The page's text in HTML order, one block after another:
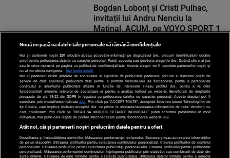
SPORT
Bogdan Lobonț și Cristi Pulhac,
invitații lui Andru Nenciu la
Matinal, ACUM, pe VOYO SPORT 1
Nouă ne pasă ca datele tale personale să rămână confidențiale
Noi și partenerii noștri 201 stocăm și/sau accesăm informații pe dispozitivul dvs., precum identificatorii cookie
unici pentru prelucrarea datelor cu caracter personal. Puteți accepta sau gestiona alegerile dvs. făcând clic mai jos
sau în orice moment, pe pagina cu politica de confidențialitate. Aceste alegeri vor fi raportate partenerilor noștri și
nu vă vor afecta navigarea.
Mai multe detalii
Noi si partenerii nostri (retelele de socializare si agentiile de publicitate partenere, precum si furnizorii nostri de
servicii de date analitice) prelucram date pentru a permite website-ului sa functioneze, pentru a personaliza
continutul si anunturile publicitare afisate in functie de interesele si/sau profilul dvs., pentru a va oferi
functionalitati aferente retelelor de socializare si pentru a analiza traficul pe website. Beneficiati de drepturile
prevazute de art. 15-22 din GDPR in legatura cu prelucrarea datelor cu caracter personal. Aceste drepturi pot fi
exercitate prin modalitatea indicataaici . Prin click pe “ACCEPT TOATE”, acceptati folosirea tuturor Tehnologiilor de
tip Cookie, care implica inclusiv acceptul dvs. cu privire la stocarea/accesarea informatiilor de catre Vendor-ii cu
care colaboram. Prin click pe “VREAU SA MODIFIC SETARILE INDIVIDUAL” puteti schimba preferintele in mod
individual, mai putin cele legate de cookie strict necesare pentru functionarea website-ului.
Atât noi, cât și partenerii noștri prelucrăm datele pentru a oferi:
Dezvoltarea și îmbunătățirea serviciilor. Măsurarea performanței reclamelor. Stocarea și/sau accesarea informațiilor
de pe un dispozitiv. Utilizarea profilurilor pentru selectarea conținutului personalizat. Crearea profilurilor de conținut
personalizat. Utilizarea profilurilor pentru selectarea publicității personalizate. Crearea profilurilor pentru publicitate
personalizată. Măsurarea performanței conținutului. Înțelegerea publicului prin statistici sau combinații de date din
surse diferite. Utilizarea de date limitate pentru a selecta publicitatea. Utilizarea datelor limitate pentru a selecta